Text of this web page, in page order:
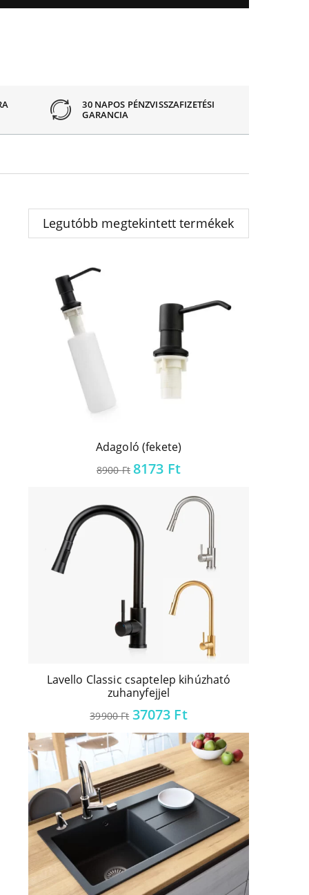
30 NAPOS PÉNZVISSZAFIZETÉSI
GARANCIA
Legutóbb megtekintett termékek
Adagoló (fekete)
8900Ft Original
8173 FtCurrent
is:
8173 Ft.
Lavello Classic csaptelep kihúzható
zuhanyfejjel
39900Ft 37073 Ft